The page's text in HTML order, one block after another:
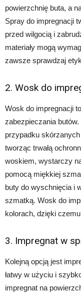
powierzchnię buta, a
Spray do impregnacji
przed wilgocią i
materiały mogą
zawsze sprawdzaj
2. Wosk do
Wosk do impregnacji
zabezpieczania
przypadku skórzanych
tworząc trwałą
woskiem, wystarczy
pomocą miękkiej
buty do wyschnięcia i
szmatką. Wosk do
kolorach, dzięki
3. Impregnat w
Kolejną opcją jest
łatwy w użyciu i
impregnat na